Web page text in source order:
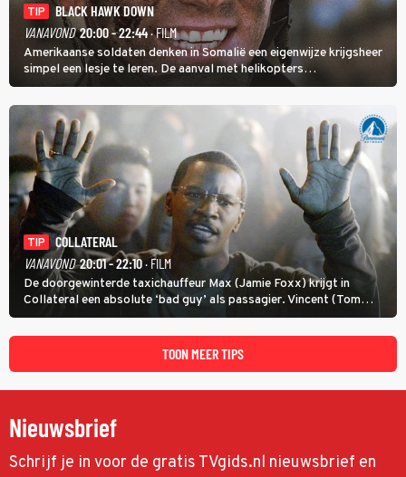
TIP
BLACK HAWK DOWN
VANAVOND 20:00 - 22:44· FILM
Amerikaanse soldaten denken in Somalië een eigenwijze krijgsheer
simpel een lesje te leren. De aanval met helikopters
verloopt in Black Hawk down dramatisch.
TIP
COLLATERAL
VANAVOND 20:01 - 22:10· FILM
De doorgewinterde taxichauffeur Max (Jamie Foxx) krijgt in
Collateral een absolute ‘bad guy’ als passagier. Vincent (Tom
Cruise) heeft hem nodig om hem de stad door te loodsen om een
wel heel lugubere reden.
TOON MEER TIPS
Nieuwsbrief
Schrijf je in voor de gratis TVgids.nl nieuwsbrief en